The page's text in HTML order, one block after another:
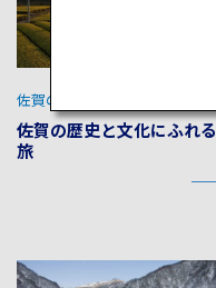
佐賀の歴史と文化にふれる
旅
佐賀の文化を探る